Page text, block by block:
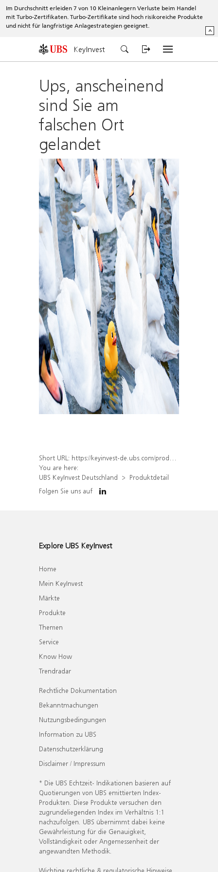
Im Durchschnitt erleiden 7 von 10 Kleinanlegern Verluste beim Handel
mit Turbo-Zertifikaten. Turbo-Zertifikate sind hoch risikoreiche Produkte
und nicht für langfristige Anlagestrategien geeignet.
^
KeyInvest
Ups, anscheinend
sind Sie am
falschen Ort
gelandet
Short URL: https://keyinvest-de.ubs.com/produkt/detail/index/isin/DE000WA4PGW2
You are here:
UBS KeyInvest Deutschland
Produktdetail
Folgen Sie uns auf
Explore UBS KeyInvest
Home
Mein KeyInvest
Märkte
Produkte
Themen
Service
Know How
Trendradar
Rechtliche Dokumentation
Bekanntmachungen
Nutzungsbedingungen
Information zu UBS
Datenschutzerklärung
Disclaimer / Impressum
* Die UBS Echtzeit- Indikationen basieren auf
Quotierungen von UBS emittierten Index-
Produkten. Diese Produkte versuchen den
zugrundeliegenden Index im Verhältnis 1:1
nachzufolgen. UBS übernimmt dabei keine
Gewährleistung für die Genauigkeit,
Vollständigkeit oder Angemessenheit der
angewandten Methodik.